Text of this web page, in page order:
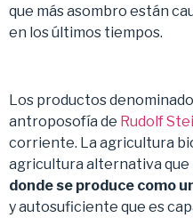
que más asombro están
en los últimos tiempos.
Los productos
antroposofía de Rudolf
corriente. La agricultura
agricultura alternativa que
donde se produce como
y autosuficiente que es